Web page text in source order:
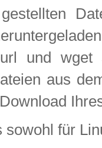
und wget
aus
sowohl für